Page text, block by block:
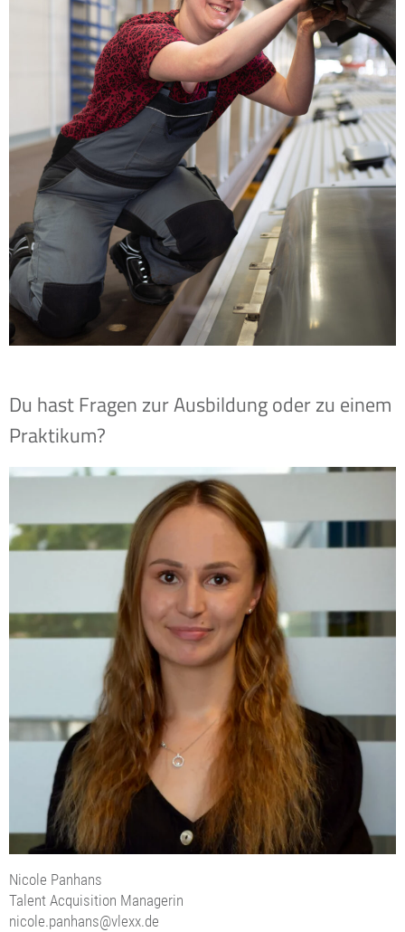
Du hast Fragen zur Ausbildung oder zu einem
Praktikum?
Nicole Panhans
Talent Acquisition Managerin
nicole.panhans@vlexx.de